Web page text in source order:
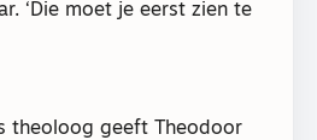
‘Die moet je eerst zien te
theoloog geeft Theodoor